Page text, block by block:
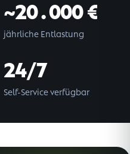
~20.000 €
jährliche Entlastung
24/7
Self-Service verfügbar